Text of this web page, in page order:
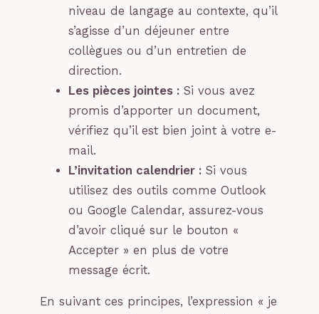
niveau de langage au contexte, qu’il
s’agisse d’un déjeuner entre
collègues ou d’un entretien de
direction.
Les pièces jointes : Si vous avez
promis d’apporter un document,
vérifiez qu’il est bien joint à votre e-
mail.
L’invitation calendrier : Si vous
utilisez des outils comme Outlook
ou Google Calendar, assurez-vous
d’avoir cliqué sur le bouton «
Accepter » en plus de votre
message écrit.
En suivant ces principes, l’expression « je